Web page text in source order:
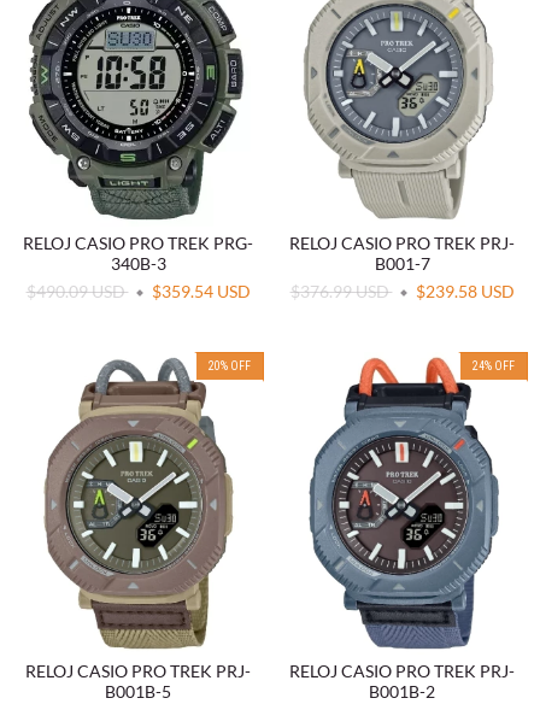
RELOJ CASIO PRO TREK PRG-
340B-3
$490.09 USD
$359.54 USD
RELOJ CASIO PRO TREK PRJ-
B001-7
$376.99 USD
$239.58 USD
20% OFF
RELOJ CASIO PRO TREK PRJ-
B001B-5
24% OFF
RELOJ CASIO PRO TREK PRJ-
B001B-2